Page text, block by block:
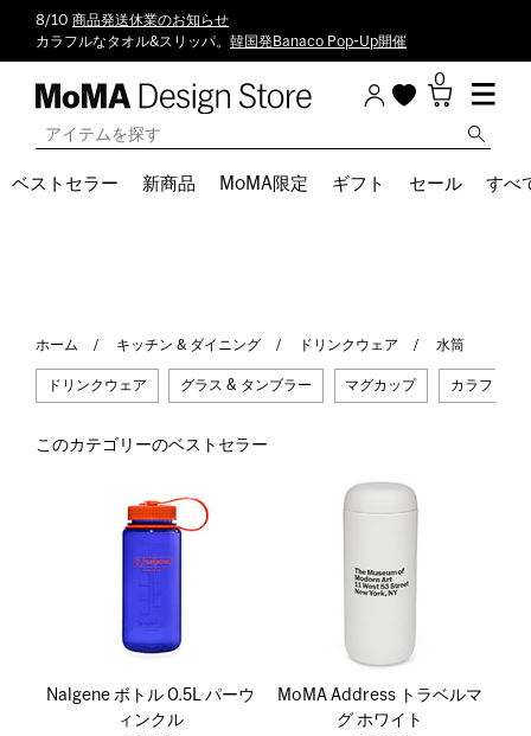
8/10 商品発送休業のお知らせ
カラフルなタオル&スリッパ。 韓国発Banaco Pop-Up開催
0
ベストセラー 新商品 MoMA限定 ギフト セール すべ
ホーム キッチン & ダイニング ドリンクウェア 水筒
ドリンクウェア グラス & タンブラー マグカップ カラフェ
このカテゴリーのベストセラー
Nalgene ボトル 0.5L パーウ
ィンクル
MoMA Address トラベルマ
グ ホワイト